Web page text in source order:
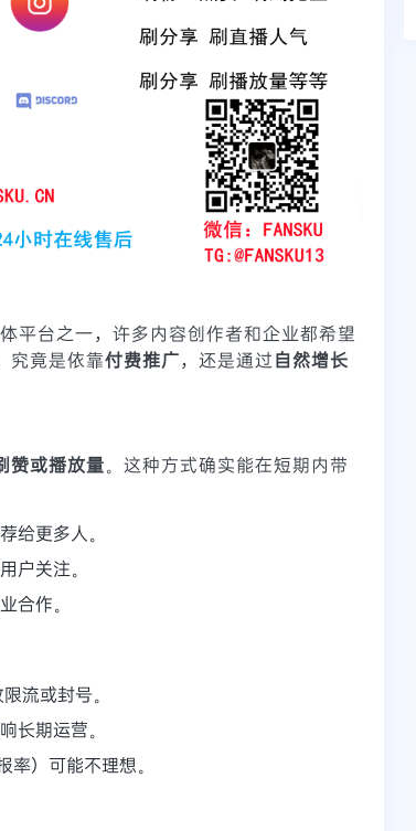
平台之一，许多内容创作者和企业都希望
究竟是依靠付费推广，还是通过自然增长
赞或播放量。这种方式确实能在短期内带
给更多人。
户关注。
合作。
流或封号。
长期运营。
）可能不理想。